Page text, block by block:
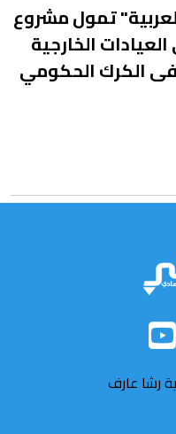
تمول مشروع
الخارجية
الكرك الحكومي
رشا عارف